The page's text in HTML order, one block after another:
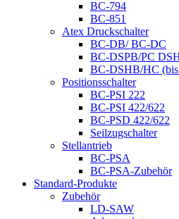
BC-794
BC-851
Atex Druckschalter
BC-DB/ BC-DC
BC-DSPB/PC
BC-DSHB/HC (bis
Positionsschalter
BC-PSI 222
BC-PSI 422/622
BC-PSD 422/622
Seilzugschalter
Stellantrieb
BC-PSA
BC-PSA-Zubehör
Standard-Produkte
Zubehör
LD-SAW